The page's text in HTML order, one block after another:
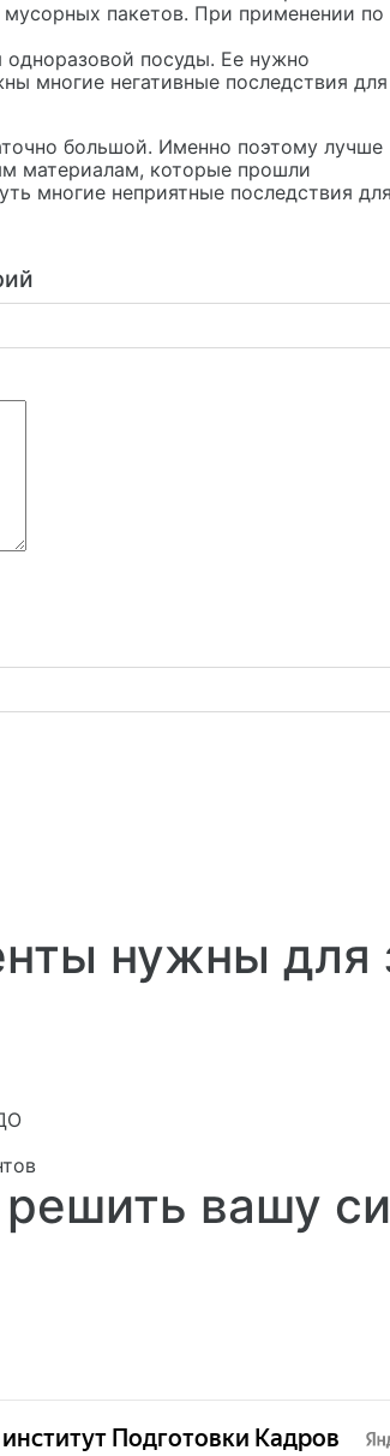
пакетов. При применении по
одноразовой посуды. Ее нужно
многие негативные последствия для
большой. Именно поэтому лучше
материалам, которые прошли
многие неприятные последствия для
нужны для
вашу